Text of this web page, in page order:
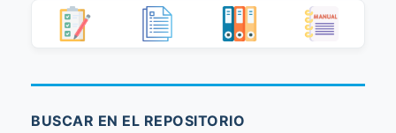
BUSCAR EN EL REPOSITORIO